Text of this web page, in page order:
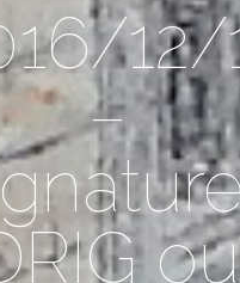
12/
–
ou